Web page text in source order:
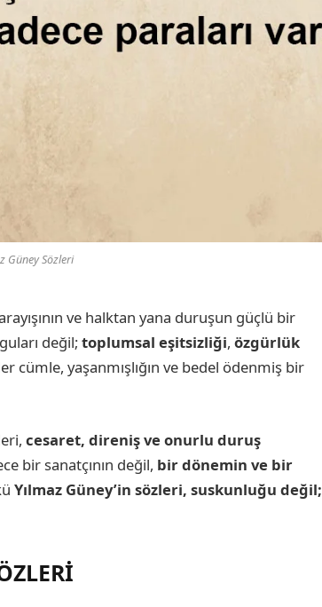
Güney Sözleri
ve halktan yana duruşun güçlü bir
değil;toplumsal eşitsizliği, özgürlük
cümle, yaşanmışlığın ve bedel ödenmiş bir
cesaret, direniş ve onurlu duruş
bir sanatçının değil, bir dönemin ve bir
Yılmaz Güney’in sözleri, suskunluğu değil;